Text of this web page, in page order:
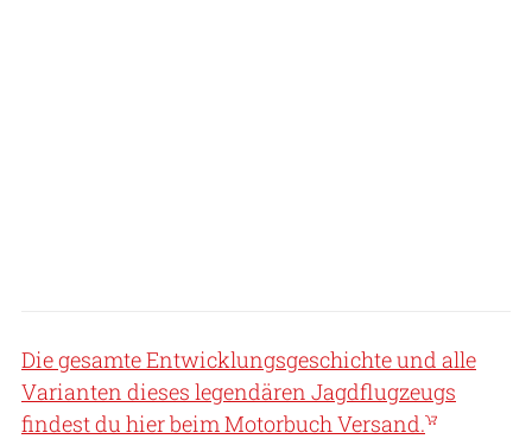
Die gesamte Entwicklungsgeschichte und alle
Varianten dieses legendären Jagdflugzeugs
findest du hier beim Motorbuch Versand.